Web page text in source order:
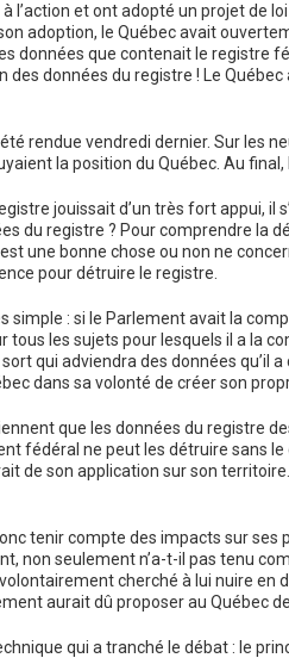
l’action et ont adopté un projet de
adoption, le Québec avait
données que contenait le registre
données du registre ! Le
rendue vendredi dernier. Sur les
la position du Québec. Au
jouissait d’un très fort appui, il
du registre ? Pour comprendre la
une bonne chose ou non ne
pour détruire le registre.
simple : si le Parlement avait la
tous les sujets pour lesquels il a la
qui adviendra des données qu’il a
dans sa volonté de créer son
que les données du registre
fédéral ne peut les détruire sans
de son application sur son
tenir compte des impacts sur ses
non seulement n’a-t-il pas tenu
cherché à lui nuire en
aurait dû proposer au Québec
qui a tranché le débat : le